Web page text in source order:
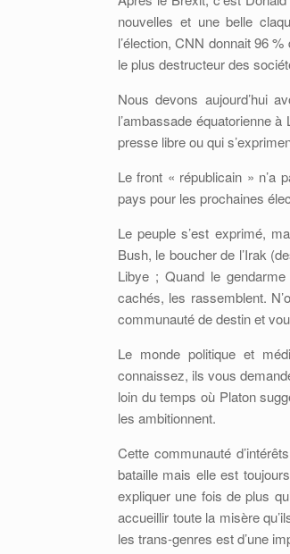
nouvelles et une belle
l’élection, CNN donnait 96
le plus destructeur des
Nous devons aujourd’hui
l’ambassade équatorienne
presse libre ou qui
Le front « républicain » n’a
pays pour les prochaines
Le peuple s’est exprimé,
Bush, le boucher de l’Irak
Libye ; Quand le
cachés, les rassemblent.
communauté de destin et
Le monde politique et
connaissez, ils vous
loin du temps où Platon
les ambitionnent.
Cette communauté
bataille mais elle est
expliquer une fois de plus
accueillir toute la misère
les trans-genres est d’une